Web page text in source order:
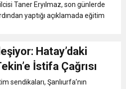
Taner Eryılmaz, son günlerde
yaptığı açıklamada eğitim
Hatay’daki
İstifa Çağrısı
sendikaları, Şanlıurfa’nın